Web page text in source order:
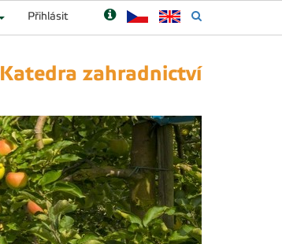
Přihlásit
Katedra zahradnictví